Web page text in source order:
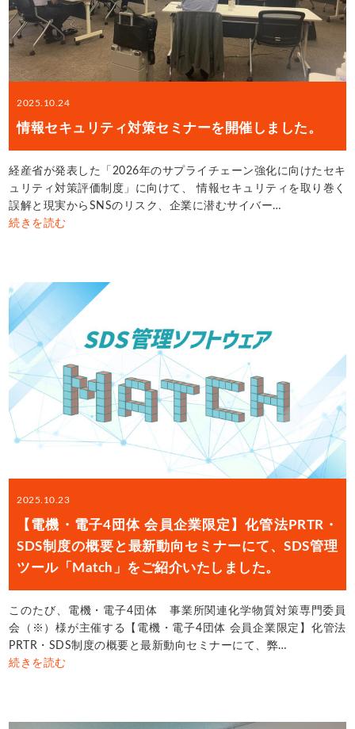
2025.10.24
情報セキュリティ対策セミナーを開催しました。
経産省が発表した「2026年のサプライチェーン強化に向けたセキ
ュリティ対策評価制度」に向けて、 情報セキュリティを取り巻く
誤解と現実からSNSのリスク、企業に潜むサイバー…
続きを読む
2025.10.23
【電機・電子4団体 会員企業限定】化管法PRTR・
SDS制度の概要と最新動向セミナーにて、SDS管理
ツール「Match」をご紹介いたしました。
このたび、電機・電子4団体 事業所関連化学物質対策専門委員
会（※）様が主催する【電機・電子4団体 会員企業限定】化管法
PRTR・SDS制度の概要と最新動向セミナーにて、弊…
続きを読む